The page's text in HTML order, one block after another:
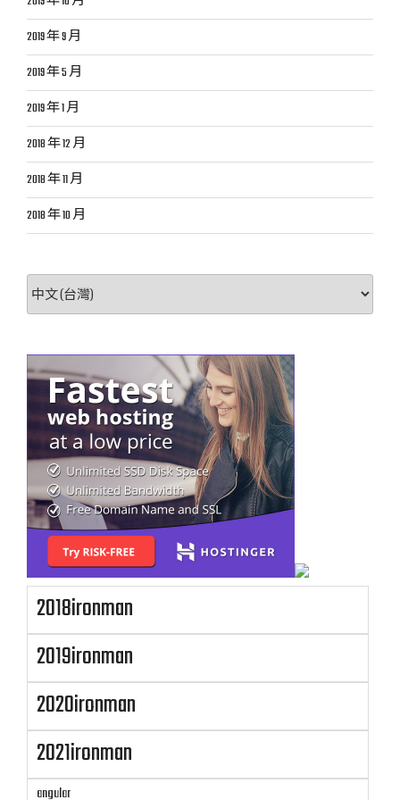
2019 年 9 月
2019 年 5 月
2019 年 1 月
2018 年 12 月
2018 年 11 月
2018 年 10 月
選
取
2018ironman
2019ironman
2020ironman
2021ironman
angular